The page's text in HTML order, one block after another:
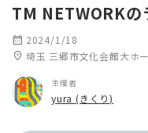
TM NETWORKの
calendar_month 2024/1/18
location_on 埼玉 三郷市文化会館大ホ
主催者
yura (きくり)